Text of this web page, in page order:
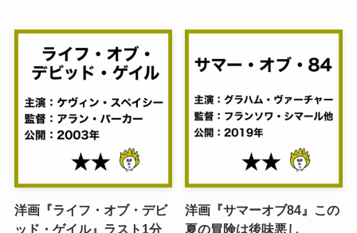
洋画『ライフ・オブ・デビ
ッド・ゲイル』ラスト1分
洋画『サマーオブ84』この
夏の冒険は後味悪し